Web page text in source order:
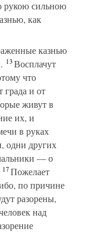
рукою сильною
как
казнью
13Восплачут
что
града и от
живут в
их, и
в руках
одни других
— о
17Пожелает
по причине
разорены,
над